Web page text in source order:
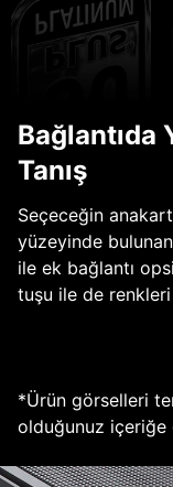
Bağlantıda
Tanış
Seçeceğin
yüzeyinde
ile ek bağlantı
tuşu ile de
*Ürün görselleri
olduğunuz